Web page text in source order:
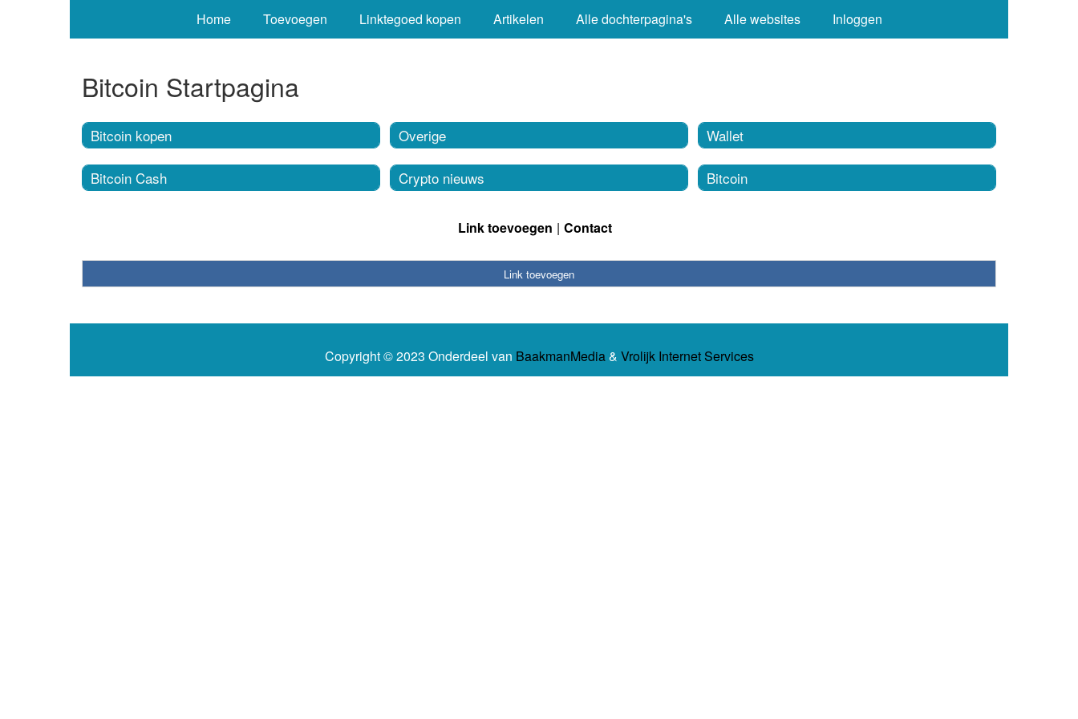
Home Toevoegen Linktegoed kopen Artikelen Alle dochterpagina's Alle websites Inloggen
Bitcoin Startpagina
Bitcoin kopen
Bitcoin Cash
Overige
Crypto nieuws
Wallet
Bitcoin
Link toevoegen Contact
Link toevoegen
Copyright © 2023 Onderdeel van BaakmanMedia& Vrolijk Internet Services